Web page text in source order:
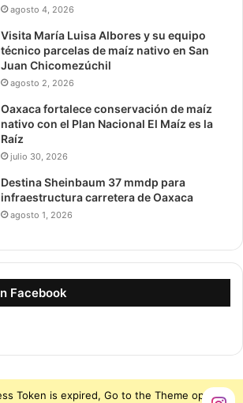
agosto 4, 2026
Visita María Luisa Albores y su equipo
técnico parcelas de maíz nativo en San
Juan Chicomezúchil
agosto 2, 2026
Oaxaca fortalece conservación de maíz
nativo con el Plan Nacional El Maíz es la
Raíz
julio 30, 2026
Destina Sheinbaum 37 mmdp para
infraestructura carretera de Oaxaca
agosto 1, 2026
Facebook
Token is expired, Go to the Theme options